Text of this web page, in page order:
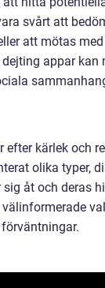
svårt att
att mötas
appar kan
kärlek och
olika typer,
åt och deras